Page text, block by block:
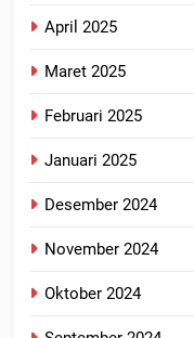
April 2025
Maret 2025
Februari 2025
Januari 2025
Desember 2024
November 2024
Oktober 2024